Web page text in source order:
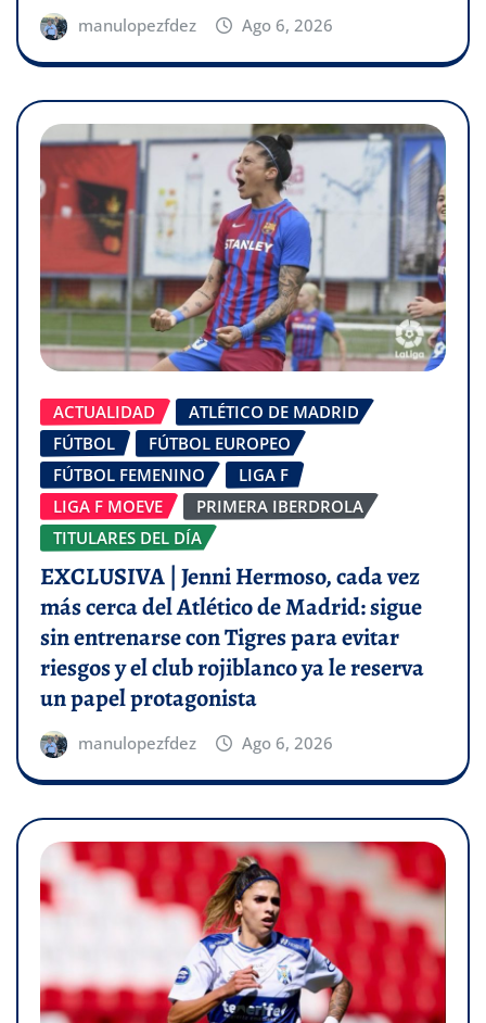
manulopezfdez Ago 6, 2026
ACTUALIDAD
ATLÉTICO DE MADRID
FÚTBOL
FÚTBOL EUROPEO
FÚTBOL FEMENINO
LIGA F
LIGA F MOEVE
PRIMERA IBERDROLA
TITULARES DEL DÍA
EXCLUSIVA | Jenni Hermoso, cada vez
más cerca del Atlético de Madrid: sigue
sin entrenarse con Tigres para evitar
riesgos y el club rojiblanco ya le reserva
un papel protagonista
manulopezfdez Ago 6, 2026